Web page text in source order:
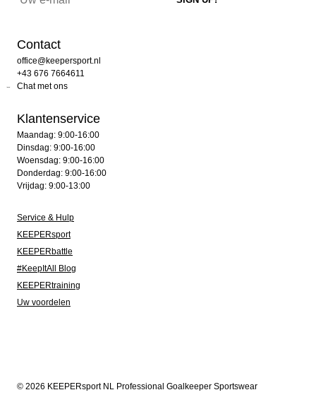
Contact
office@keepersport.nl
+43 676 7664611
Chat met ons
Klantenservice
Maandag: 9:00-16:00
Dinsdag: 9:00-16:00
Woensdag: 9:00-16:00
Donderdag: 9:00-16:00
Vrijdag: 9:00-13:00
Service & Hulp
KEEPERsport
KEEPERbattle
#KeepItAll Blog
KEEPERtraining
Uw voordelen
© 2026 KEEPERsport NL Professional Goalkeeper Sportswear